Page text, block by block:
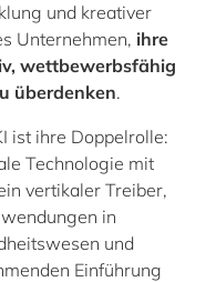
und kreativer
Unternehmen, ihre
wettbewerbsfähig
überdenken.
ist ihre Doppelrolle:
Technologie mit
vertikaler Treiber,
in
und
Einführung